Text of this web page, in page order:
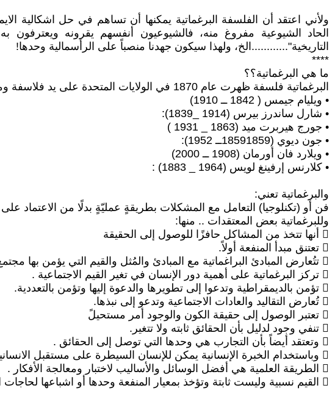
ولأني اعتقد أن الفلسفة البرغماتية يمكنها أن تساهم في حل اشكالية
الحاد الشيوعية مفروغ منه، فالشيوعيون أنفسهم يقرونه ويعترفون
التاريخية"............الخ، ولهذا سيكون جهدنا منصباً على الرأسمالية وحدها!
****
ما هي البرغماتية؟؟
البرغماتية فلسفة ظهرت عام 1870 في الولايات المتحدة على يد فلاسفة ومفكرين كثيرين كبار.. أمثال:
• ويليام جيمس ( 1842 ــ 1910)
• شارل ساندرز بيرس (1914 _1839):
• جورج هيربرت ميد (1863 _ 1931 )
• جون ديوي (18591859ــ 1952):
• ويلارد فان أورمان (1908 ــ 2000)
• كلارنس إرفينغ لويس (1964 _ 1883) :
والبرغماتية تعني:
فن أو (تكنلوجيا) التعامل مع المشكلات بطريقةٍ عمليّةٍ بدلًا من الاعتماد
وللبرغماتية بعض المعتقدات .. منها:
 أنها تتخذ من المشاكل حافزًا للوصول إلى الحقيقة
 تعتنق مبدأ المنفعة أولاً.
 تتُعارض المبادئ البراغماتية مع المبادئ والمُثل والقيم التي يؤمن بها مجتمع المثالين.
 تركز البرغماتية على أهمية دور الإنسان في تغير القيم الاجتماعية .
 تؤمن بالديمقراطية وتدعوا إلى تطويرها والدعوة إليها وتؤمن بالتعددية.
 تُعارض التقاليد والعادات الاجتماعية وتدعو إلى نبذها.
 تعتبر الوصول إلى حقيقة الكون والوجود أمر مستحيلً
 تنفي وجود لدليل بأن الحقائق ثابته ولا تتغير.
 وتعتقد أيضاً بأن التجارب هي وحدها التي توصل إلى الحقائق .
 وباستخدام الخبرة الإنسانية يمكن للإنسان السيطرة على مستقبل الانسانية والسيطرة على البيئة الطبيعية نفسها .
 الطريقة العلمية هي أفضل الوسائل والأساليب لاختبار ومعالجة الأفكار .
 القيم نسبية وليست ثابتة وتؤخذ بمعيار المنفعة وحدها أو اشباعها لحاجات انسانية ضرورية.